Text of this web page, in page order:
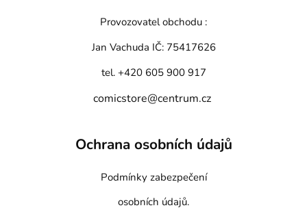
Provozovatel obchodu :
Jan Vachuda IČ: 75417626
tel. +420 605 900 917
comicstore@centrum.cz
Ochrana osobních údajů
Podmínky zabezpečení
osobních údajů.